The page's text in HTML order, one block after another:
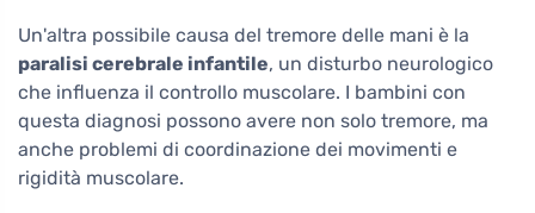
Un'altra possibile causa del tremore delle mani è la
paralisi cerebrale infantile, un disturbo neurologico
che influenza il controllo muscolare. I bambini con
questa diagnosi possono avere non solo tremore, ma
anche problemi di coordinazione dei movimenti e
rigidità muscolare.